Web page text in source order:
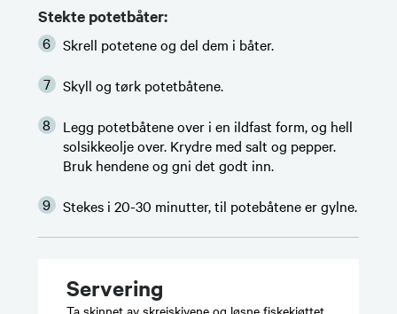
Stekte potetbåter:
Skrell potetene og del dem i båter.
Skyll og tørk potetbåtene.
Legg potetbåtene over i en ildfast form, og hell
solsikkeolje over. Krydre med salt og pepper.
Bruk hendene og gni det godt inn.
Stekes i 20-30 minutter, til potebåtene er gylne.
Servering